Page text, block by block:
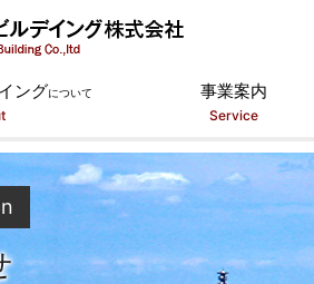
ングについて 事業案内
Service